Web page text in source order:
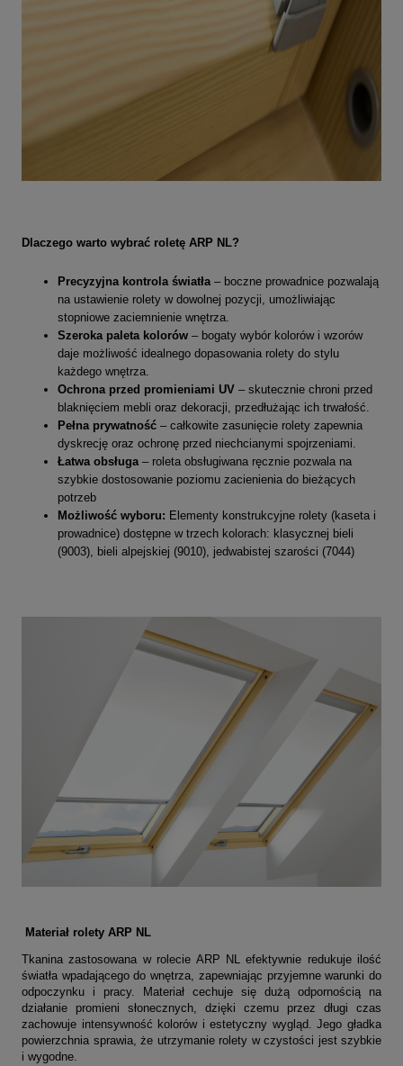
Dlaczego warto wybrać roletę ARP NL?
Precyzyjna kontrola światła – boczne prowadnice pozwalają
na ustawienie rolety w dowolnej pozycji, umożliwiając
stopniowe zaciemnienie wnętrza.
Szeroka paleta kolorów – bogaty wybór kolorów i wzorów
daje możliwość idealnego dopasowania rolety do stylu
każdego wnętrza.
Ochrona przed promieniami UV – skutecznie chroni przed
blaknięciem mebli oraz dekoracji, przedłużając ich trwałość.
Pełna prywatność – całkowite zasunięcie rolety zapewnia
dyskrecję oraz ochronę przed niechcianymi spojrzeniami.
Łatwa obsługa – roleta obsługiwana ręcznie pozwala na
szybkie dostosowanie poziomu zacienienia do bieżących
potrzeb
Możliwość wyboru: Elementy konstrukcyjne rolety (kaseta i
prowadnice) dostępne w trzech kolorach: klasycznej bieli
(9003), bieli alpejskiej (9010), jedwabistej szarości (7044)
Materiał rolety ARP NL
Tkanina zastosowana w rolecie ARP NL efektywnie redukuje ilość
światła wpadającego do wnętrza, zapewniając przyjemne warunki do
odpoczynku i pracy. Materiał cechuje się dużą odpornością na
działanie promieni słonecznych, dzięki czemu przez długi czas
zachowuje intensywność kolorów i estetyczny wygląd. Jego gładka
powierzchnia sprawia, że utrzymanie rolety w czystości jest szybkie
i wygodne.